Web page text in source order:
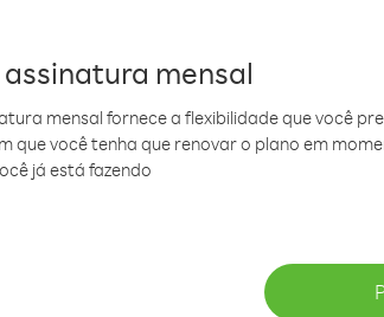
assinatura mensal
mensal fornece a flexibilidade que você
que você tenha que renovar o plano em
já está fazendo